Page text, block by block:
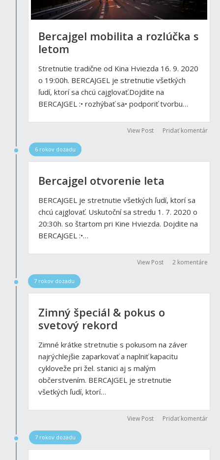
Bercajgel mobilita a rozlúčka s
letom
Stretnutie tradične od Kina Hviezda 16. 9. 2020
o 19:00h. BERCAJGEL je stretnutie všetkých
ľudí, ktorí sa chcú cajglovať.Dojdite na
BERCAJGEL :• rozhýbať sa• podporiť tvorbu…
View Post Pridať komentár
6 rokov dozadu
Bercajgel otvorenie leta
BERCAJGEL je stretnutie všetkých ľudí, ktorí sa
chcú cajglovať. Uskutoční sa stredu 1. 7. 2020 o
20:30h. so štartom pri Kine Hviezda. Dojdite na
BERCAJGEL :•…
View Post 2 komentáre
7 rokov dozadu
Zimný špeciál & pokus o
svetový rekord
Zimné krátke stretnutie s pokusom na záver
najrýchlejšie zaparkovať a naplniť kapacitu
cykloveže pri žel. stanici aj s malým
občerstvením. BERCAJGEL je stretnutie
všetkých ľudí, ktorí…
View Post Pridať komentár
7 rokov dozadu